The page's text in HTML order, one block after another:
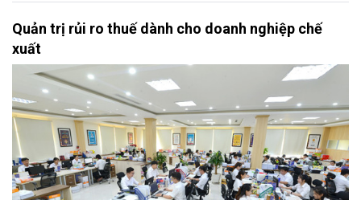
Quản trị rủi ro thuế dành cho doanh nghiệp chế
xuất